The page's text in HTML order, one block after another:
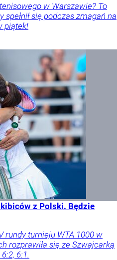
w Warszawie? To
się podczas zmagań na
piątek!
z Polski. Będzie
rundy turnieju WTA 1000 w
rozprawiła się ze Szwajcarką
6:1.